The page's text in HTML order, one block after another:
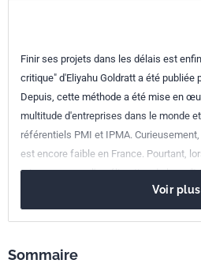
Finir ses projets dans les délais est
critique" d'Eliyahu Goldratt a été publiée
Depuis, cette méthode a été mise en
multitude d'entreprises dans le monde
référentiels PMI et IPMA.
est encore faible en France. Pourtant,
mise en œuvre, l'amélioration de la
incontestable et les résultats souvent
principaux obstacles à une mise en
règles strictes, il est facile de construire
Voir plus
Sommaire